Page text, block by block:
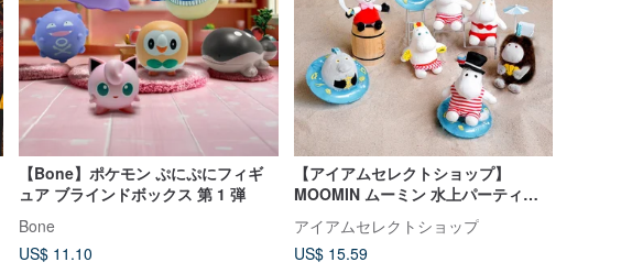
【Bone】ポケモン ぷにぷにフィギ
ュア ブラインドボックス 第 1 弾
Bone
US$ 11.10
【アイアムセレクトショップ】
MOOMIN ムーミン 水上パーティー
80周年記念キャラクターブラインド
ボックス ミニチャーム
アイアムセレクトショップ
US$ 15.59